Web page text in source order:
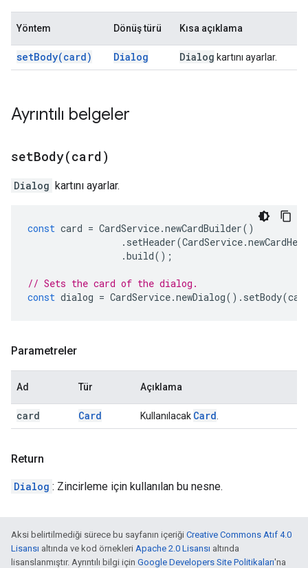
Yöntem Dönüş türü Kısa açıklama
setBody(card) Dialog Dialog kartını ayarlar.
Ayrıntılı belgeler
setBody(card)
Dialog kartını ayarlar.
const card = CardService.newCardBuilder()
. setHeader(CardService.
.build();
// Sets the card of the dialog.
const dialog = CardService.newDialog(). setBody(
Parametreler
Ad Tür Açıklama
card Card Kullanılacak Card
Return
Dialog : Zincirleme için kullanılan bu nesne.
Aksi belirtilmediği sürece bu sayfanın içeriği Creative Commons Atıf 4.0
Lisansı altında ve kod örnekleri Apache 2.0 Lisansı altında
lisanslanmıştır. Ayrıntılı bilgi için Google Developers Site Politikaları'na